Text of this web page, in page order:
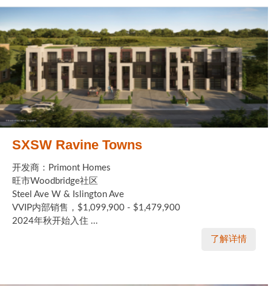
SXSW Ravine Towns
开发商：Primont Homes
旺市Woodbridge社区
Steel Ave W & Islington Ave
VVIP内部销售，$1,099,900 - $1,479,900
2024年秋开始入住 ...
了解详情